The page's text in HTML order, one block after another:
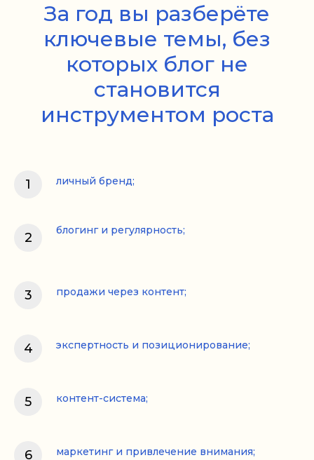
За год вы разберёте
ключевые темы, без
которых блог не
становится
инструментом роста
личный бренд;
блогинг и регулярность;
продажи через контент;
экспертность и позиционирование;
контент-система;
маркетинг и привлечение внимания;